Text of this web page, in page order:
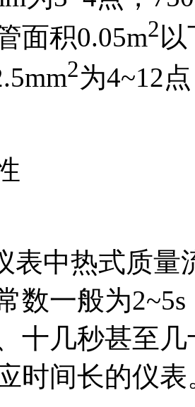
面积0.05m2
2为4~12
表中热式质量
数一般为2~5s
十几秒甚至
时间长的仪表